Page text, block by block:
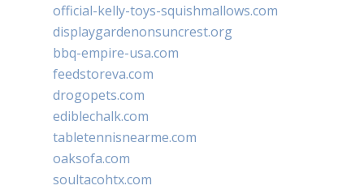
official-kelly-toys-squishmallows.com
displaygardenonsuncrest.org
bbq-empire-usa.com
feedstoreva.com
drogopets.com
ediblechalk.com
tabletennisnearme.com
oaksofa.com
soultacohtx.com